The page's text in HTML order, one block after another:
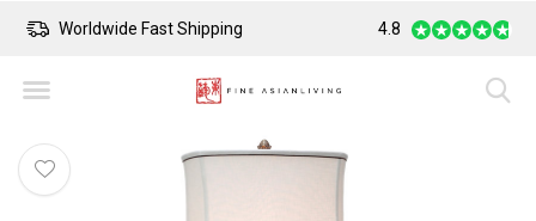
Worldwide Fast Shipping Safe Payment
4.8